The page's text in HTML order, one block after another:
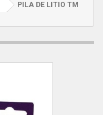
PILA DE LITIO TM